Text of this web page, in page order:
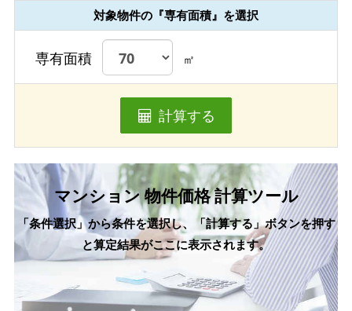
対象物件の『専有面積』を選択
専有面積 ㎡
計算する
マンション 物件価格 計算ツール
「条件選択」から条件を選択し、「計算する」ボタンを押す
と算定結果がここに表示されます。